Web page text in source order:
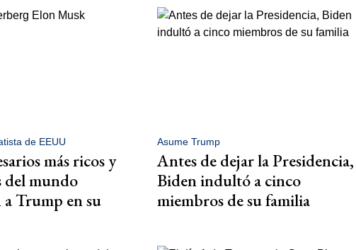
de EEUU
más ricos y
del mundo
Trump en su
Asume Trump
Antes de dejar la Presidencia,
Biden indultó a cinco
miembros de su familia